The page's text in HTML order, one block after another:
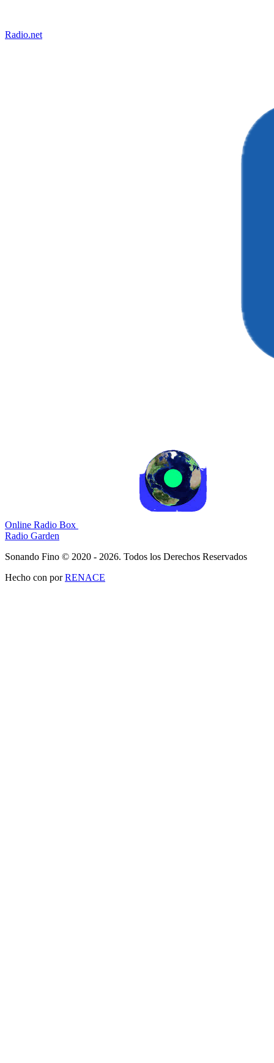
Radio.net
Online Radio Box
Radio Garden
Sonando Fino © 2020 - 2026. Todos los Derechos Reservados
Hecho con porRENACE